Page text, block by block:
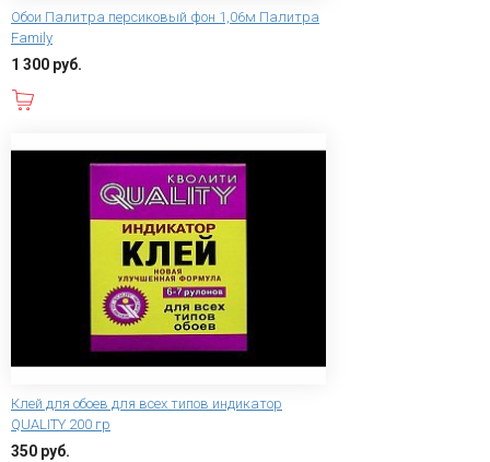
Обои Палитра персиковый фон 1,06м Палитра
Family
1 300 руб.
Клей для обоев для всех типов индикатор
QUALITY 200 гр
350 руб.